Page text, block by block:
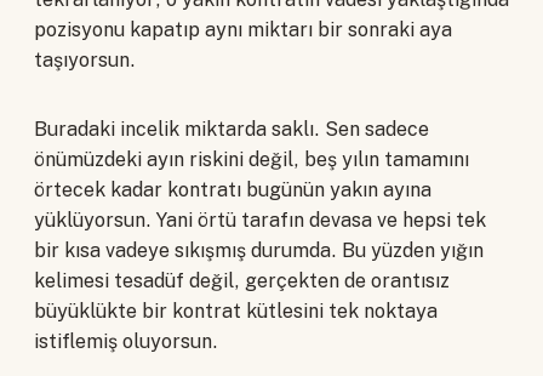
pozisyonu kapatıp aynı miktarı bir sonraki aya
taşıyorsun.
Buradaki incelik miktarda saklı. Sen sadece
önümüzdeki ayın riskini değil, beş yılın tamamını
örtecek kadar kontratı bugünün yakın ayına
yüklüyorsun. Yani örtü tarafın devasa ve hepsi tek
bir kısa vadeye sıkışmış durumda. Bu yüzden yığın
kelimesi tesadüf değil, gerçekten de orantısız
büyüklükte bir kontrat kütlesini tek noktaya
istiflemiş oluyorsun.